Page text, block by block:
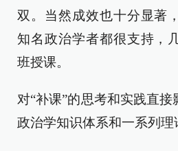
双。当然成效也十分显著
知名政治学者都很支持，
班授课。
对“补课”的思考和实践直
政治学知识体系和一系列理